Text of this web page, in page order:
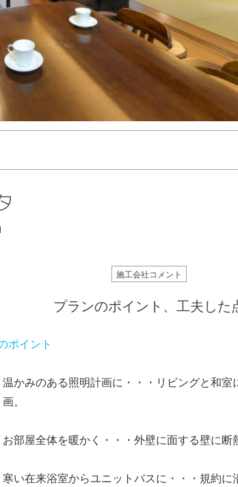
施工会社コメント
プランのポイント、工夫した
ポイント
温かみのある照明計画に・・・リビングと和室
画。
お部屋全体を暖かく・・・外壁に面する壁に断
寒い在来浴室からユニットバスに・・・規約に